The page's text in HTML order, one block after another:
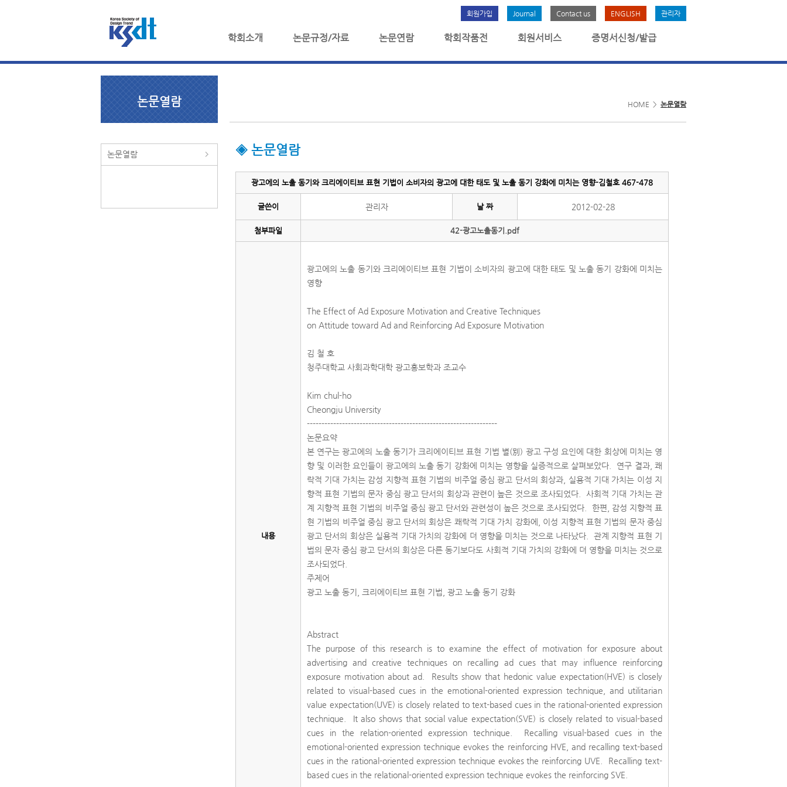
회원가입 Journal Contact us ENGLISH 관리자
학회소개 논문규정/자료 논문연람 학회작품전 회원서비스 증명서신청/발급
논문열람
논문열람
HOME > 논문열람
◈ 논문열람
광고에의 노출 동기와 크리에이티브 표현 기법이 소비자의 광고에 대한 태도 및 노출 동기 강화에 미치는 영향-김철호 467-478
글쓴이 관리자 날 짜 2012-02-28
첨부파일 42-광고노출동기.pdf
내용
광고에의 노출 동기와 크리에이티브 표현 기법이 소비자의 광고에 대한 태도 및 노출 동기 강화에 미치는
영향
The Effect of Ad Exposure Motivation and Creative Techniques
on Attitude toward Ad and Reinforcing Ad Exposure Motivation
김 철 호
청주대학교 사회과학대학 광고홍보학과 조교수
Kim chul-ho
Cheongju University
-----------------------------------------------------------------
논문요약
본 연구는 광고에의 노출 동기가 크리에이티브 표현 기법 별(別) 광고 구성 요인에 대한 회상에 미치는 영
향 및 이러한 요인들이 광고에의 노출 동기 강화에 미치는 영향을 실증적으로 살펴보았다. 연구 결과, 쾌
락적 기대 가치는 감성 지향적 표현 기법의 비주얼 중심 광고 단서의 회상과, 실용적 기대 가치는 이성 지
향적 표현 기법의 문자 중심 광고 단서의 회상과 관련이 높은 것으로 조사되었다. 사회적 기대 가치는 관
계 지향적 표현 기법의 비주얼 중심 광고 단서와 관련성이 높은 것으로 조사되었다. 한편, 감성 지향적 표
현 기법의 비주얼 중심 광고 단서의 회상은 쾌락적 기대 가치 강화에, 이성 지향적 표현 기법의 문자 중심
광고 단서의 회상은 실용적 기대 가치의 강화에 더 영향을 미치는 것으로 나타났다. 관계 지향적 표현 기
법의 문자 중심 광고 단서의 회상은 다른 동기보다도 사회적 기대 가치의 강화에 더 영향을 미치는 것으로
조사되었다.
주제어
광고 노출 동기, 크리에이티브 표현 기법, 광고 노출 동기 강화
Abstract
The purpose of this research is to examine the effect of motivation for exposure about
advertising and creative techniques on recalling ad cues that may influence reinforcing
exposure motivation about ad. Results show that hedonic value expectation(HVE) is closely
related to visual-based cues in the emotional-oriented expression technique, and utilitarian
value expectation(UVE) is closely related to text-based cues in the rational-oriented expression
technique. It also shows that social value expectation(SVE) is closely related to visual-based
cues in the relation-oriented expression technique. Recalling visual-based cues in the
emotional-oriented expression technique evokes the reinforcing HVE, and recalling text-based
cues in the rational-oriented expression technique evokes the reinforcing UVE. Recalling text-
based cues in the relational-oriented expression technique evokes the reinforcing SVE.